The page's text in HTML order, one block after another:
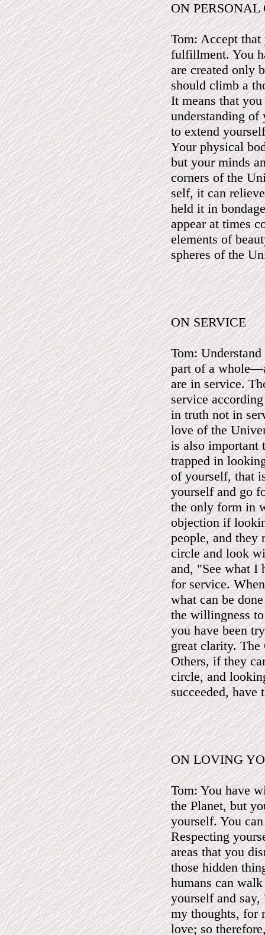
ON PERSONAL
Tom: Accept
fulfillment. You
are created only
should climb a
It means that
understanding of
to extend
Your physical
but your minds
corners of the
self, it can
held it in
appear at times
elements of
spheres of the
ON SERVICE
Tom:
part of a
are in service.
service
in truth not in
love of the
is also important
trapped in
of yourself, that
yourself and go
the only form in
objection if
people, and they
circle and look
and, "See what I
for service.
what can be
the willingness
you have been
great clarity. The
Others, if they
circle, and
succeeded, have
ON LOVING
Tom: You have
the Planet, but
yourself. You
Respecting
areas that you
those hidden
humans can
yourself and
my thoughts, for
love; so